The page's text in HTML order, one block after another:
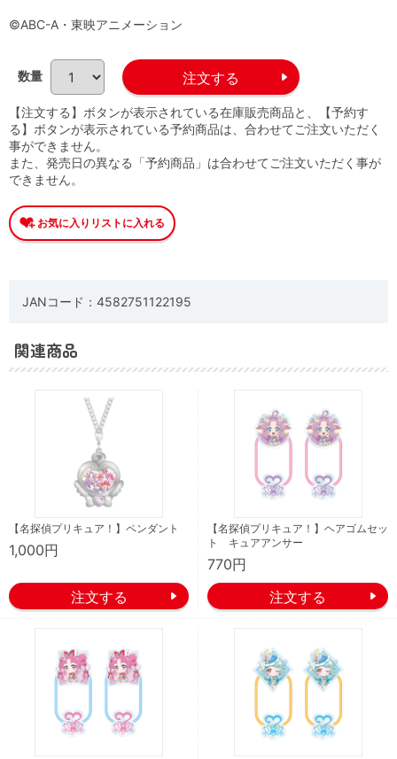
©ABC-A・東映アニメーション
数量
【注文する】ボタンが表示されている在庫販売商品と、【予約す
る】ボタンが表示されている予約商品は、合わせてご注文いただく
事ができません。
また、発売日の異なる「予約商品」は合わせてご注文いただく事が
できません。
JANコード：4582751122195
関連商品
【名探偵プリキュア！】ペンダント
1,000円
【名探偵プリキュア！】ヘアゴムセッ
ト キュアアンサー
770円